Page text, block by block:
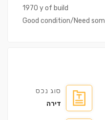
1970 y of build
Good condition/Need
סוג נכס
דירה